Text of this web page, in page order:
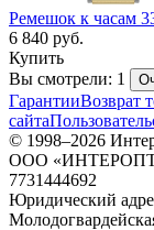
Ремешок к часам
6 840 руб.
Купить
Вы смотрели: 1
ГарантииВозврат
сайта
© 1998–2026
ООО
7731444692
Юридический